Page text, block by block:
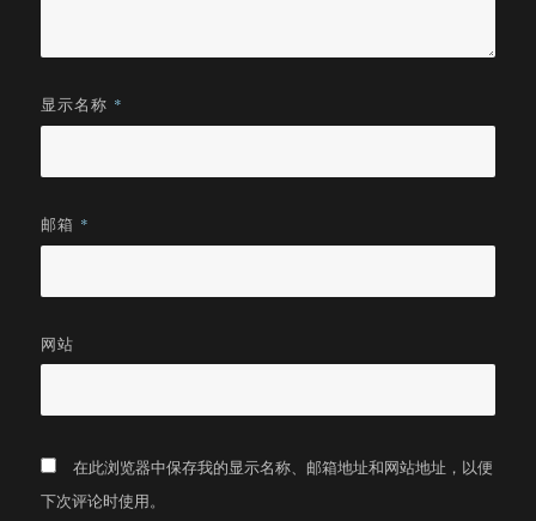
显示名称 *
邮箱 *
网站
在此浏览器中保存我的显示名称、邮箱地址和网站地址，以便
下次评论时使用。